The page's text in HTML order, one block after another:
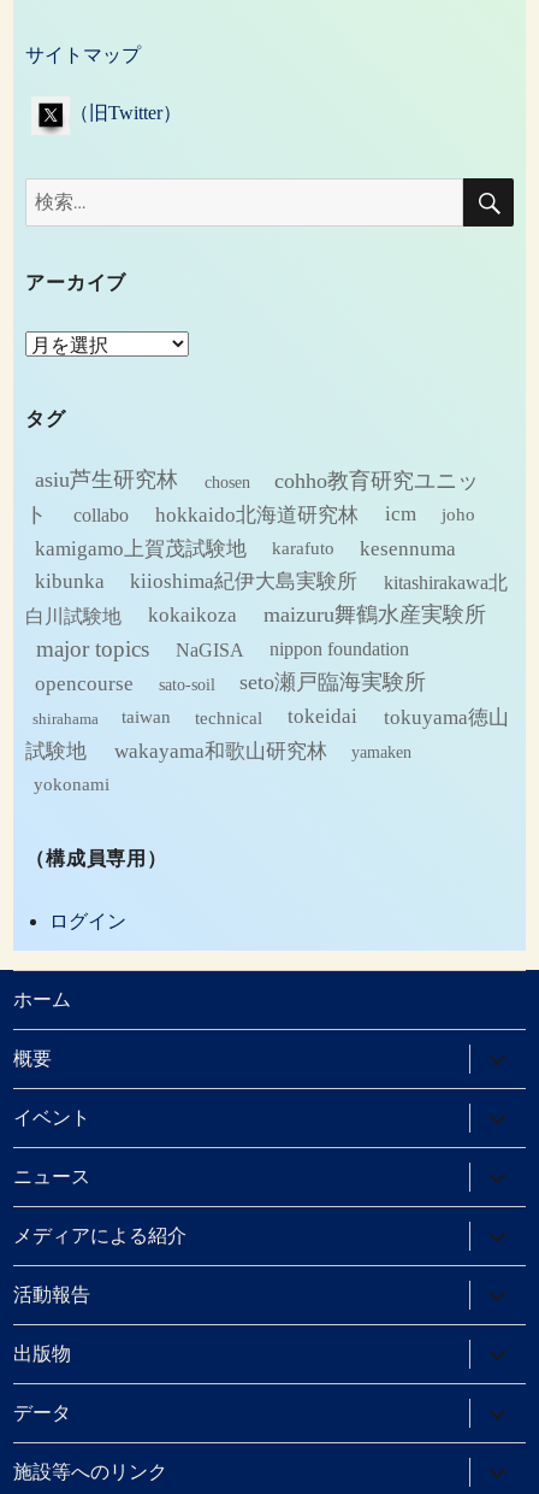
サイトマップ
（旧Twitter）
検
索:
検
アーカイブ
ア
カ
ブ
タグ
asiu芦生研究林 chosen
cohho教育研究ユニッ
ト
collabo hokkaido北海道研究林 icm joho
kamigamo上賀茂試験地 karafuto
kesennuma
kibunka
kiioshima紀伊大島実験所
kitashirakawa北
白川試験地
kokaikoza maizuru舞鶴水産実験所
major topics NaGISA nippon foundation
opencourse sato-soil seto瀬戸臨海実験所
shirahama taiwan technical tokeidai
tokuyama徳山
試験地
wakayama和歌山研究林
yamaken
yokonami
（構成員専用）
ログイン
ホーム
概要
ブ
メ
ニ
ュ
ー
を
展
開
イベント
ブ
メ
ニ
ュ
ー
を
展
開
ニュース
ブ
メ
ニ
ュ
ー
を
展
開
メディアによる紹介
ブ
メ
ニ
ュ
ー
を
展
開
活動報告
ブ
メ
ニ
ュ
ー
を
展
開
出版物
ブ
メ
ニ
ュ
ー
を
展
データ
ブ
メ
ニ
ュ
施設等へのリンク
ブ